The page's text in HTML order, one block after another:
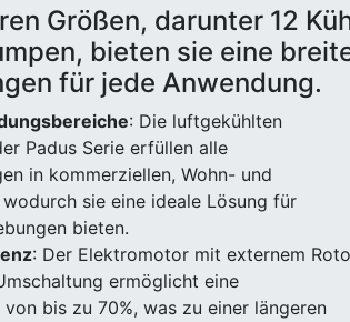
Größen, darunter 12
bieten sie eine
für jede Anwendung.
: Die luftgekühlten
Padus Serie erfüllen alle
in kommerziellen, Wohn- und
sie eine ideale Lösung für
bieten.
: Der Elektromotor mit externem
ermöglicht eine
bis zu 70%, was zu einer längeren